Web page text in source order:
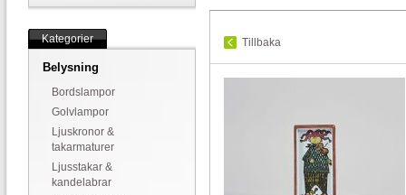
Kategorier
Belysning
Bordslampor
Golvlampor
Ljuskronor &
takarmaturer
Ljusstakar &
kandelabrar
Tillbaka